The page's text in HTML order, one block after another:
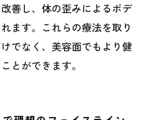
善し、体の歪みによるボデ
ます。これらの療法を取り
でなく、美容面でもより健
とができます。